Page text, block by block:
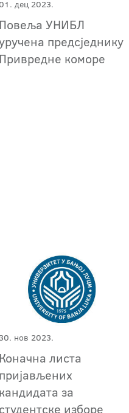
01. дец 2023.
Повеља УНИБЛ
предсједнику
Привредне коморе
30. нов 2023.
Коначна листа
пријављених
кандидата за
студентске изборе